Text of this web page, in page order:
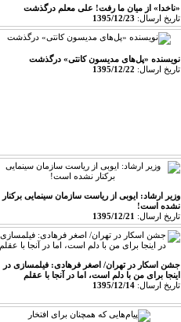
«ناخدا» از میان ما رفت! علی معلم درگذشت
تاريخ ارسال: 1395/12/23
نویسنده «پل‌های مدیسون کانتی» درگذشت
تاريخ ارسال: 1395/12/22
وزیر ارشاد: ایوبی از ریاست سازمان سینمایی برکنار
نشده است!
تاريخ ارسال: 1395/12/21
جشن اسکار در تهران/ اصغر فرهادی: فیلمسازی در
اینجا برای من با دلم است، اما در آنجا با عقلم
تاريخ ارسال: 1395/12/14